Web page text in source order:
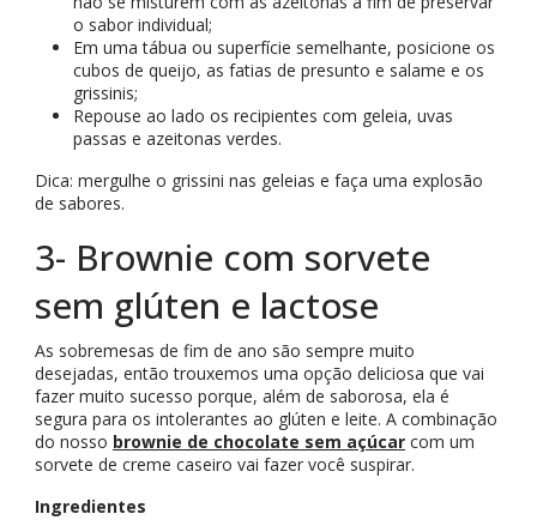
o sabor individual;
Em uma tábua ou superfície semelhante, posicione os
cubos de queijo, as fatias de presunto e salame e os
grissinis;
Repouse ao lado os recipientes com geleia, uvas
passas e azeitonas verdes.
Dica: mergulhe o grissini nas geleias e faça uma explosão
de sabores.
3- Brownie com sorvete
sem glúten e lactose
As sobremesas de fim de ano são sempre muito
desejadas, então trouxemos uma opção deliciosa que vai
fazer muito sucesso porque, além de saborosa, ela é
segura para os intolerantes ao glúten e leite. A combinação
do nosso brownie de chocolate sem açúcarcom um
sorvete de creme caseiro vai fazer você suspirar.
Ingredientes